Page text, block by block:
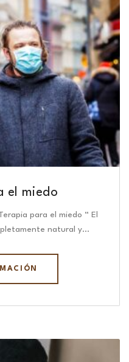
el miedo
para el miedo “ El
natural y…